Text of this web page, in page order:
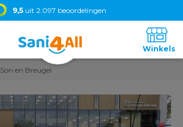
9,5 uit 2.097 beoordelingen
Son en Breugel